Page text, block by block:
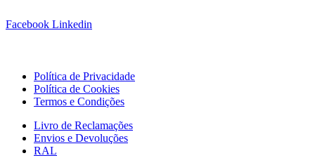
Facebook Linkedin
Política de Privacidade
Política de Cookies
Termos e Condições
Livro de Reclamações
Envios e Devoluções
RAL